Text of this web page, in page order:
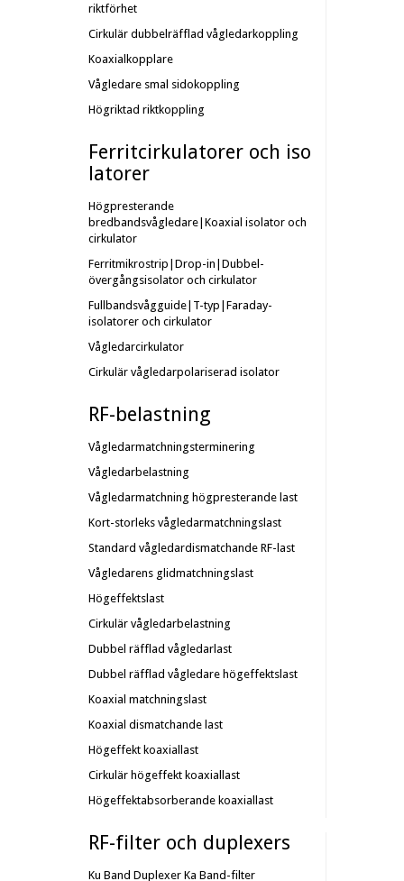
riktförhet
Cirkulär dubbelräfflad vågledarkoppling
Koaxialkopplare
Vågledare smal sidokoppling
Högriktad riktkoppling
Ferritcirkulatorer och iso
latorer
Högpresterande
bredbandsvågledare|Koaxial isolator och
cirkulator
Ferritmikrostrip|Drop-in|Dubbel-
övergångsisolator och cirkulator
Fullbandsvågguide|T-typ|Faraday-
isolatorer och cirkulator
Vågledarcirkulator
Cirkulär vågledarpolariserad isolator
RF-belastning
Vågledarmatchningsterminering
Vågledarbelastning
Vågledarmatchning högpresterande last
Kort-storleks vågledarmatchningslast
Standard vågledardismatchande RF-last
Vågledarens glidmatchningslast
Högeffektslast
Cirkulär vågledarbelastning
Dubbel räfflad vågledarlast
Dubbel räfflad vågledare högeffektslast
Koaxial matchningslast
Koaxial dismatchande last
Högeffekt koaxiallast
Cirkulär högeffekt koaxiallast
Högeffektabsorberande koaxiallast
RF-filter och duplexers
Ku Band Duplexer Ka Band-filter